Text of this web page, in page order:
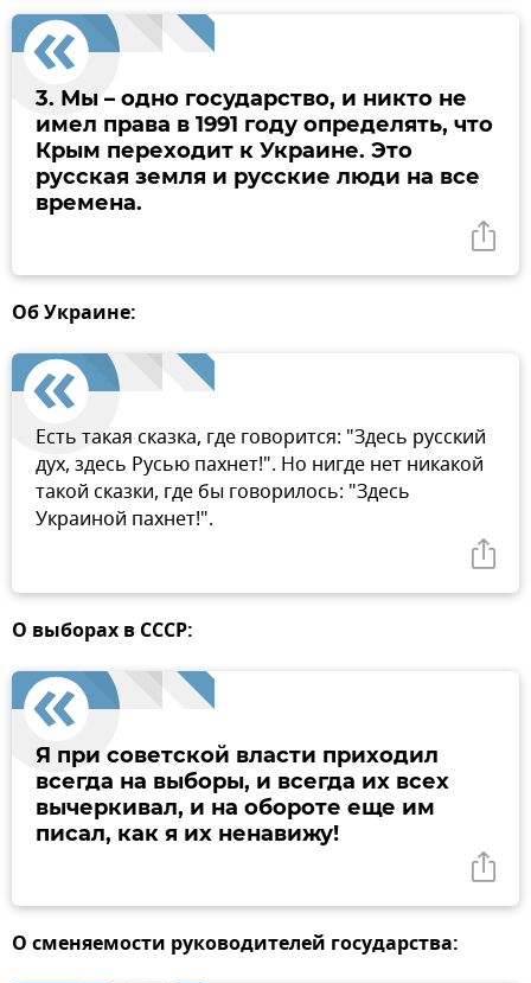
3. Мы – одно государство, и никто не
имел права в 1991 году определять, что
Крым переходит к Украине. Это
русская земля и русские люди на все
времена.
Об Украине:
Есть такая сказка, где говорится: "Здесь русский
дух, здесь Русью пахнет!". Но нигде нет никакой
такой сказки, где бы говорилось: "Здесь
Украиной пахнет!".
О выборах в СССР:
Я при советской власти приходил
всегда на выборы, и всегда их всех
вычеркивал, и на обороте еще им
писал, как я их ненавижу!
О сменяемости руководителей государства: